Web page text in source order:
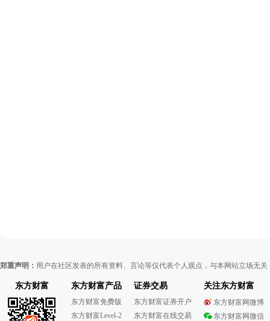
郑重声明： 用户在社区发表的所有资料、言论等仅代表个人观点，与本网站立场无
东方财富 东方财富产品
东方财富免费版
东方财富Level-2
证券交易
东方财富证券开户
东方财富在线交易
关注东方财富
东方财富网微博
东方财富网微信